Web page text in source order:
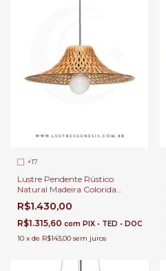
+17
Lustre Pendente Rústico
Natural Madeira Colorida
Redondo Ø50cm e Ø70cm 1x
E-27 Para Sala de Jantar e
Estar | Linha Carimbó
R$1.430,00
R$1.315,60 com PIX • TED • DOC
10 x de R$143,00 sem juros